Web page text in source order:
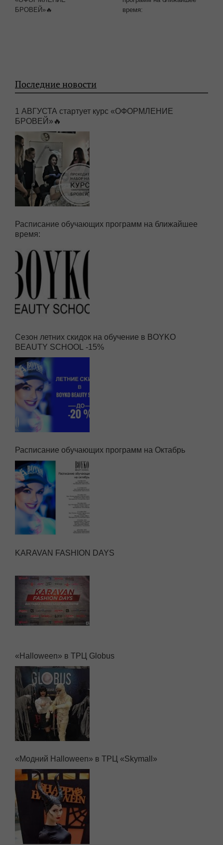
1 АВГУСТА стартует курс
Расписание обучающих
Последние новости
1 АВГУСТА стартует курс «ОФОРМЛЕНИЕ
БРОВЕЙ»🔥
время:
Сезон летних скидок на обучение в BOYKO
BEAUTY SCHOOL -15%
Расписание обучающих программ на Октабрь
KARAVAN FASHION DAYS
«Halloween» в ТРЦ Globus
«Модний Halloween» в ТРЦ «Skymall»